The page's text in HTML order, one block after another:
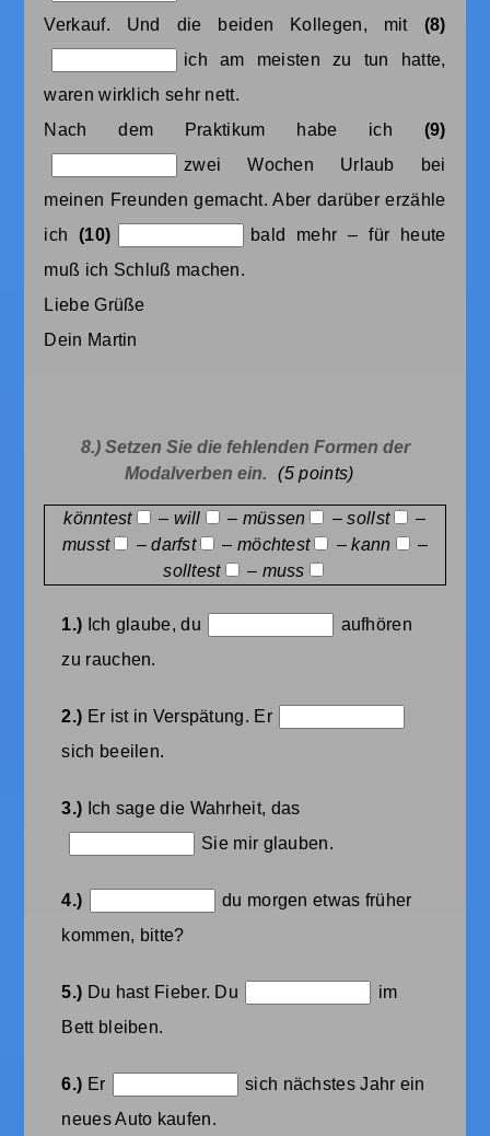
Verkauf. Und die beiden Kollegen, mit (8)
ich am meisten zu tun hatte,
waren wirklich sehr nett.
Nach dem Praktikum habe ich (9)
zwei Wochen Urlaub bei
meinen Freunden gemacht. Aber darüber erzähle
ich(10)
bald mehr – für heute
muß ich Schluß machen.
Liebe Grüße
Dein Martin
8.) Setzen Sie die fehlenden Formen der
Modalverben ein.
(5points)
könntest – will – müssen – sollst
–
musst
– darfst – möchtest – kann
–
solltest
– muss
1.) Ich glaube, du
aufhören
zu rauchen.
2.) Er ist in Verspätung. Er
sich beeilen.
3.) Ich sage die Wahrheit, das
Sie mir glauben.
4.)
du morgen etwas früher
kommen, bitte?
5.) Du hast Fieber. Du
im
Bett bleiben.
6.) Er
sich nächstes Jahr ein
neues Auto kaufen.